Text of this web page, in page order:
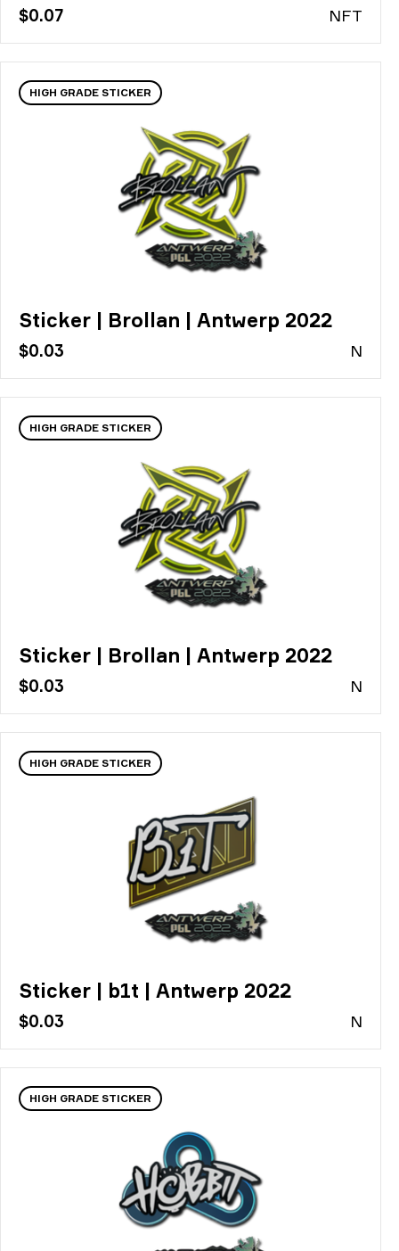
$0.07 NFT
HIGH GRADE STICKER
Sticker | Brollan | Antwerp 2022
$0.03 N
HIGH GRADE STICKER
Sticker | Brollan | Antwerp 2022
$0.03 N
HIGH GRADE STICKER
Sticker | b1t | Antwerp 2022
$0.03 N
HIGH GRADE STICKER